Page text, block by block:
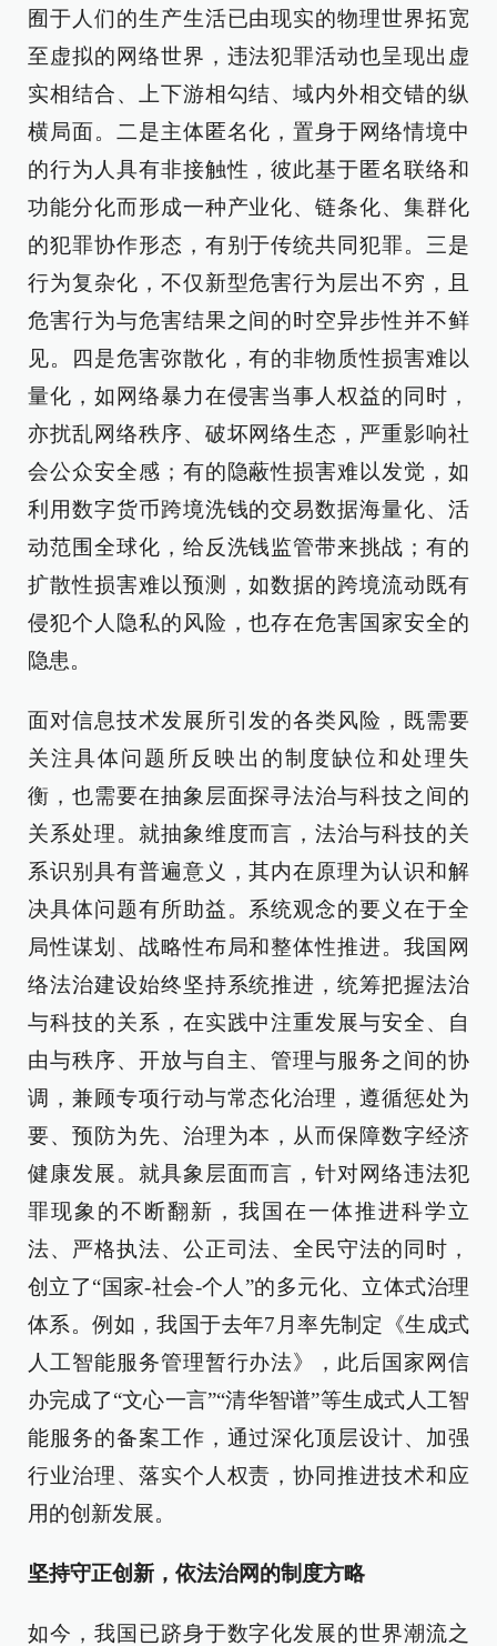
囿于人们的生产生活已由现实的物理世界拓宽
至虚拟的网络世界，违法犯罪活动也呈现出虚
实相结合、上下游相勾结、域内外相交错的纵
横局面。二是主体匿名化，置身于网络情境中
的行为人具有非接触性，彼此基于匿名联络和
功能分化而形成一种产业化、链条化、集群化
的犯罪协作形态，有别于传统共同犯罪。三是
行为复杂化，不仅新型危害行为层出不穷，且
危害行为与危害结果之间的时空异步性并不鲜
见。四是危害弥散化，有的非物质性损害难以
量化，如网络暴力在侵害当事人权益的同时，
亦扰乱网络秩序、破坏网络生态，严重影响社
会公众安全感；有的隐蔽性损害难以发觉，如
利用数字货币跨境洗钱的交易数据海量化、活
动范围全球化，给反洗钱监管带来挑战；有的
扩散性损害难以预测，如数据的跨境流动既有
侵犯个人隐私的风险，也存在危害国家安全的
隐患。
面对信息技术发展所引发的各类风险，既需要
关注具体问题所反映出的制度缺位和处理失
衡，也需要在抽象层面探寻法治与科技之间的
关系处理。就抽象维度而言，法治与科技的关
系识别具有普遍意义，其内在原理为认识和解
决具体问题有所助益。系统观念的要义在于全
局性谋划、战略性布局和整体性推进。我国网
络法治建设始终坚持系统推进，统筹把握法治
与科技的关系，在实践中注重发展与安全、自
由与秩序、开放与自主、管理与服务之间的协
调，兼顾专项行动与常态化治理，遵循惩处为
要、预防为先、治理为本，从而保障数字经济
健康发展。就具象层面而言，针对网络违法犯
罪现象的不断翻新，我国在一体推进科学立
法、严格执法、公正司法、全民守法的同时，
创立了“国家-社会-个人”的多元化、立体式治理
体系。例如，我国于去年7月率先制定《生成式
人工智能服务管理暂行办法》，此后国家网信
办完成了“文心一言”“清华智谱”等生成式人工智
能服务的备案工作，通过深化顶层设计、加强
行业治理、落实个人权责，协同推进技术和应
用的创新发展。
坚持守正创新，依法治网的制度方略
如今，我国已跻身于数字化发展的世界潮流之